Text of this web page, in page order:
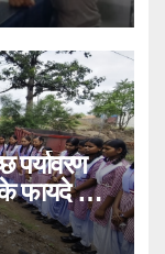
पर्यावरण
फायदे भी